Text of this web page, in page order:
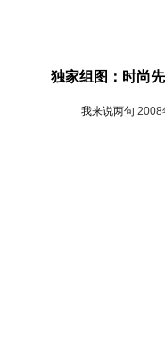
独家组图：时尚
我来说两句 2008